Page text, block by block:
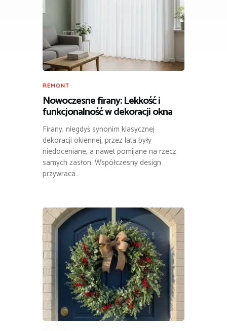
REMONT
Nowoczesne firany: Lekkość i
funkcjonalność w dekoracji okna
Firany, niegdyś synonim klasycznej
dekoracji okiennej, przez lata były
niedoceniane, a nawet pomijane na rzecz
samych zasłon. Współczesny design
przywraca…